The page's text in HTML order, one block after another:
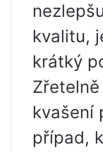
kvalitu,
krátký
kvašení
případ,